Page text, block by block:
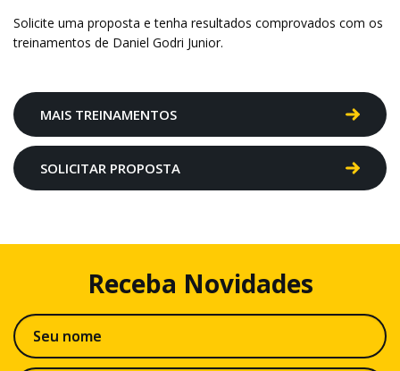
Solicite uma proposta e tenha resultados comprovados com os
treinamentos de Daniel Godri Junior.
MAIS TREINAMENTOS
SOLICITAR PROPOSTA
Receba Novidades